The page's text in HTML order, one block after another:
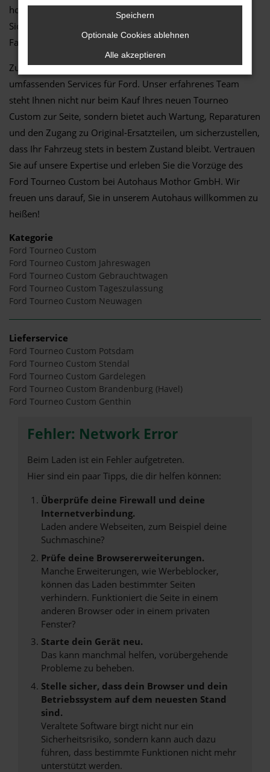
hochwertigen Ausstattung und den fortschrittlichen
Sicherheitsmerkmalen ist der Tourneo Custom ideal für
Familienausflüge, Pendler und Abenteuerlustige.
Zusätzlich profitieren Sie bei Autohaus Mothor GmbH von
umfassenden Services für Ford. Unser erfahrenes Team
steht Ihnen nicht nur beim Kauf Ihres neuen Tourneo
Custom zur Seite, sondern bietet auch Wartung, Reparaturen
und den Zugang zu Original-Ersatzteilen, um sicherzustellen,
dass Ihr Fahrzeug stets in bestem Zustand bleibt. Vertrauen
Sie auf unsere Expertise und erleben Sie die Vorzüge des
Ford Tourneo Custom bei Autohaus Mothor GmbH. Wir
freuen uns darauf, Sie in unserem Autohaus willkommen zu
heißen!
Kategorie
Ford Tourneo Custom
Ford Tourneo Custom Jahreswagen
Ford Tourneo Custom Gebrauchtwagen
Ford Tourneo Custom Tageszulassung
Ford Tourneo Custom Neuwagen
Lieferservice
Ford Tourneo Custom Potsdam
Ford Tourneo Custom Stendal
Ford Tourneo Custom Gardelegen
Ford Tourneo Custom Brandenburg (Havel)
Ford Tourneo Custom Genthin
Fehler: Network Error
Beim Laden ist ein Fehler aufgetreten.
Hier sind ein paar Tipps, die dir helfen können:
Überprüfe deine Firewall und deine
Internetverbindung.
Laden andere Webseiten, zum Beispiel deine
Suchmaschine?
Prüfe deine Browsererweiterungen.
Manche Erweiterungen, wie Werbeblocker,
können das Laden bestimmter Seiten
verhindern. Funktioniert die Seite in einem
anderen Browser oder in einem privaten
Fenster?
Starte dein Gerät neu.
Das kann manchmal helfen, vorübergehende
Probleme zu beheben.
Stelle sicher, dass dein Browser und dein
Betriebssystem auf dem neuesten Stand
sind.
Veraltete Software birgt nicht nur ein
Sicherheitsrisiko, sondern kann auch dazu
führen, dass bestimmte Funktionen nicht mehr
unterstützt werden.
Speichern
Optionale Cookies ablehnen
Alle akzeptieren